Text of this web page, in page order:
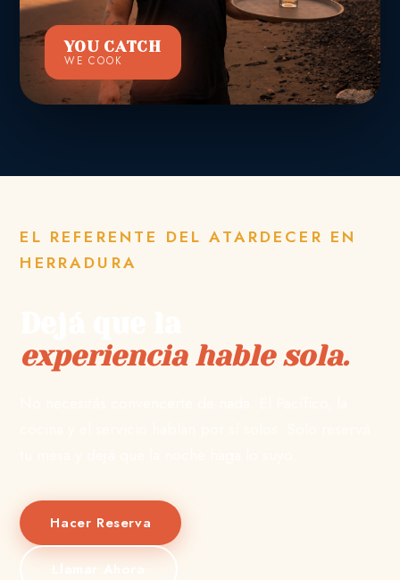
YOU CATCH
WE COOK
EL REFERENTE DEL ATARDECER EN
HERRADURA
experiencia hable sola.
Hacer Reserva
Llamar Ahora